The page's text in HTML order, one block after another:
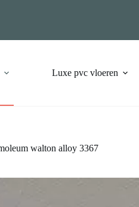
Luxe pvc vloeren
walton alloy 3367